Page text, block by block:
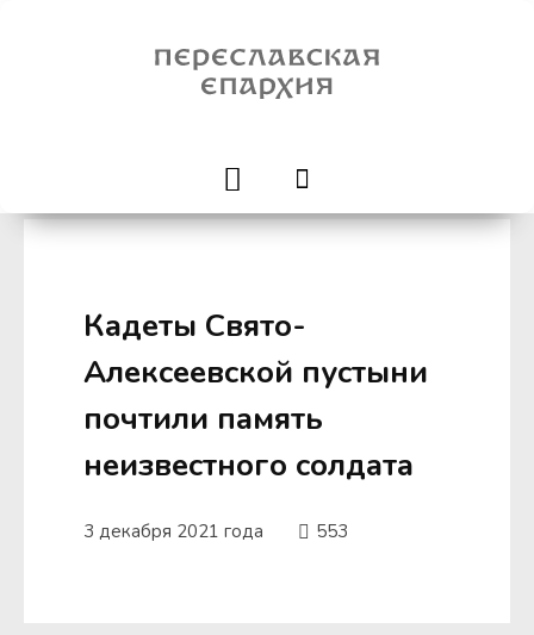
Кадеты Свято-
Алексеевской пустыни
почтили память
неизвестного солдата
3 декабря 2021 года 553